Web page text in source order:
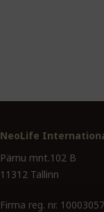
NeoLife
Pärnu mnt.102 B
11312 Tallinn
Firma reg. nr. 10003057